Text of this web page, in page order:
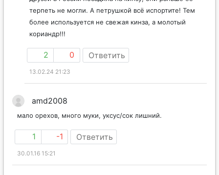
терпеть не могли. А петрушкой всё испортите! Тем
более используется не свежая кинза, а молотый
кориандр!!!
2 0 Ответить
13.02.24 21:23
amd2008
мало орехов, много муки, уксус/сок лишний.
1 -1 Ответить
30.01.16 15:21